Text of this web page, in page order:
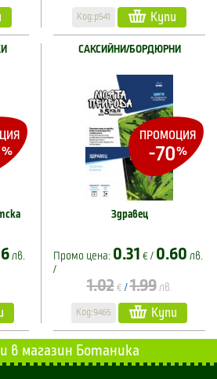
Код:p541 Купи
%
лв.
ПРОМОЦИЯ
-70%
САКСИЙНИ/БОРДЮРНИ
Здравец
Промо цена: 0.31 € / 0.60 лв.
/
1.02 € /1.99 лв.
Код:9465 Купи
в магазин Ботаника